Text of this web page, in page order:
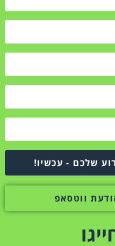
שלכם - עכשיו!
ווטסאפ